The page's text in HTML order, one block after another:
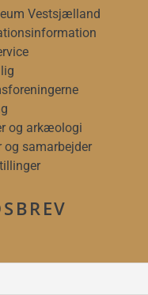
Vestsjælland
og arkæologi
og samarbejder